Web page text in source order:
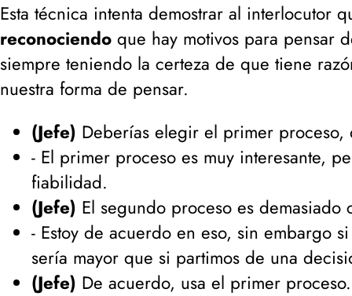
Esta técnica intenta demostrar al interlocutor
reconociendo que hay motivos para pensar
siempre teniendo la certeza de que tiene
nuestra forma de pensar.
(Jefe) Deberías elegir el primer proceso,
- El primer proceso es muy interesante,
fiabilidad.
(Jefe) El segundo proceso es demasiado
- Estoy de acuerdo en eso, sin embargo
sería mayor que si partimos de una
(Jefe) De acuerdo, usa el primer proceso.